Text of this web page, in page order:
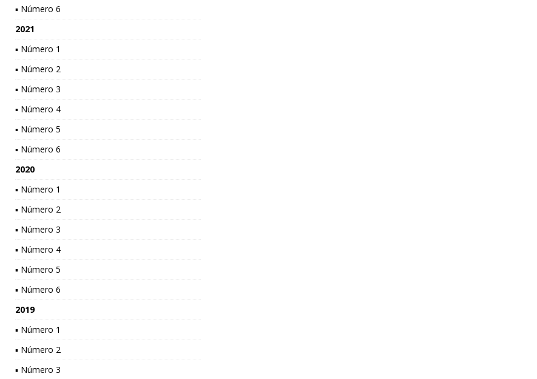
▪ Número 6
2021
▪ Número 1
▪ Número 2
▪ Número 3
▪ Número 4
▪ Número 5
▪ Número 6
2020
▪ Número 1
▪ Número 2
▪ Número 3
▪ Número 4
▪ Número 5
▪ Número 6
2019
▪ Número 1
▪ Número 2
▪ Número 3